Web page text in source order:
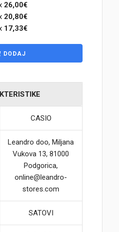
26,00€
20,80€
17,33€
DODAJ
CASIO
Leandro doo, Miljana
Vukova 13, 81000
Podgorica,
online@leandro-
stores.com
SATOVI